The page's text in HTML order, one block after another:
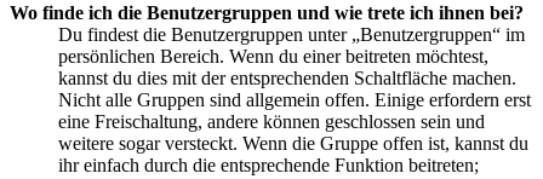
Wo finde ich die Benutzergruppen und wie trete ich ihnen bei?
Du findest die Benutzergruppen unter „Benutzergruppen“ im
persönlichen Bereich. Wenn du einer beitreten möchtest,
kannst du dies mit der entsprechenden Schaltfläche machen.
Nicht alle Gruppen sind allgemein offen. Einige erfordern erst
eine Freischaltung, andere können geschlossen sein und
weitere sogar versteckt. Wenn die Gruppe offen ist, kannst du
ihr einfach durch die entsprechende Funktion beitreten;